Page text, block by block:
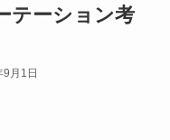
テーション考
月1日